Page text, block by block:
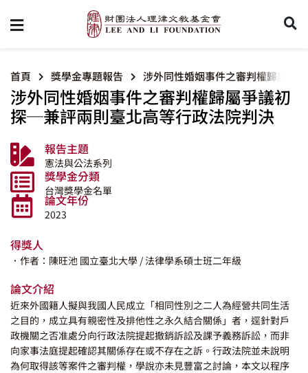
首頁 獎學金專題報告 涉外同性婚姻事件之審判權歸屬爭
涉外同性婚姻事件之審判權歸屬爭議初
探─兼評兩則臺北高等行政法院判決
報告主題
憲法與公法系列
獎學金分類
台灣獎學金名單
論文年份
2023
得獎人
．作者：陳旺池 國立臺北大學 / 法律學系碩士班二年級
論文介紹
近來外國籍人擬與我國人民成立「相同性別之二人為經營共同生活
之目的，成立具有親密性及排他性之永久結合關係」者，逕針對戶
政機關之否准處分向行政法院提起撤銷訴訟及課予義務訴訟，而非
向家事法庭提起確認其關係存在或不存在之訴。行政法院並未說明
為何取得該等案件之審判權，學說亦未見豐富之討論，本文以程序